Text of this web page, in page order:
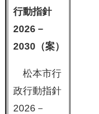
行動指針
2026－
2030（案）
松本市行
政行動指針
2026－